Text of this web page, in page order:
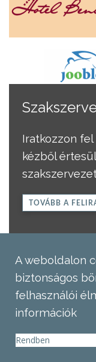
Iratkozzon
kézből
TOVÁBB A
A weboldalon
biztonságos
felhasználói
információk
Rendben